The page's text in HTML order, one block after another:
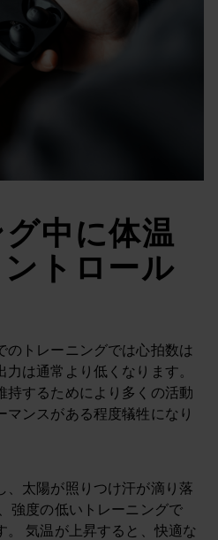
中に体温
トロール
のトレーニングでは心拍数は
は通常より低くなります。
持するためにより多くの活動
ンスがある程度犠牲になり
、太陽が照りつけ汗が滴り落
強度の低いトレーニングで
。 気温が上昇すると、快適な